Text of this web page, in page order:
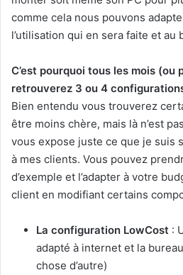
comme cela nous pouvons
l’utilisation qui en sera faite et au
C’est pourquoi tous les mois (ou
retrouverez 3 ou 4
Bien entendu vous trouverez
être moins chère, mais là n’est
vous expose juste ce que je suis
à mes clients. Vous pouvez
d’exemple et l’adapter à votre
client en modifiant certains
La configuration LowCost :
adapté à internet et la
chose d’autre)